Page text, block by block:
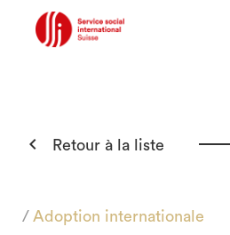
 Retour à la liste
/ Adoption internationale